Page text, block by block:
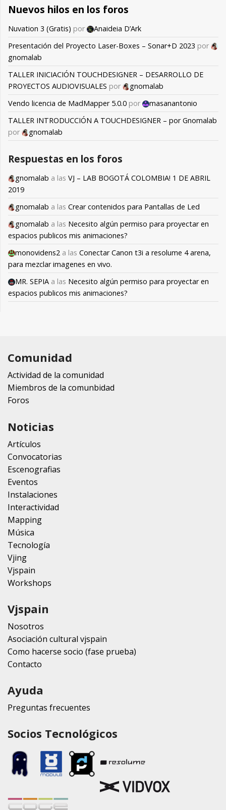
Nuevos hilos en los foros
Nuvation 3 (Gratis) por
Anaideia D’Ark
Presentación del Proyecto Laser-Boxes – Sonar+D 2023 por
gnomalab
TALLER INICIACIÓN TOUCHDESIGNER – DESARROLLO DE
PROYECTOS AUDIOVISUALES por
gnomalab
Vendo licencia de MadMapper 5.0.0 por
masanantonio
TALLER INTRODUCCIÓN A TOUCHDESIGNER – por Gnomalab
por
gnomalab
Respuestas en los foros
gnomalab a las VJ – LAB BOGOTÁ COLOMBIA! 1 DE ABRIL
2019
gnomalab a las Crear contenidos para Pantallas de Led
gnomalab a las Necesito algún permiso para proyectar en
espacios publicos mis animaciones?
monovidens2 a las Conectar Canon t3i a resolume 4 arena,
para mezclar imagenes en vivo.
MR. SEPIA a las Necesito algún permiso para proyectar en
espacios publicos mis animaciones?
Comunidad
Actividad de la comunidad
Miembros de la comunbidad
Foros
Noticias
Artículos
Convocatorias
Escenografias
Eventos
Instalaciones
Interactividad
Mapping
Música
Tecnología
Vjing
Vjspain
Workshops
Vjspain
Nosotros
Asociación cultural vjspain
Como hacerse socio (fase prueba)
Contacto
Ayuda
Preguntas frecuentes
Socios Tecnológicos